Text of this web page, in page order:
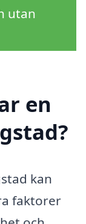
utan
en
kan
faktorer